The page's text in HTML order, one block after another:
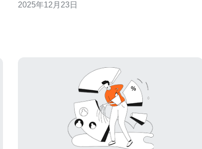
分析，探讨其在服务器、VPS 和主机方面的表现。
2025年12月23日